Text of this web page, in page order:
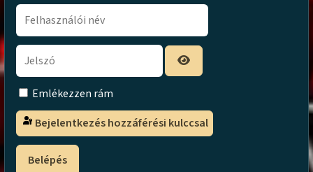
Emlékezzen rám
Bejelentkezés hozzáférési kulccsal
Belépés